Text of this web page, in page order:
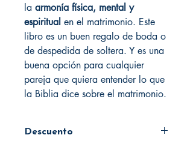
la armonía física, mental y
espiritual en el matrimonio. Este
libro es un buen regalo de boda o
de despedida de soltera. Y es una
buena opción para cualquier
pareja que quiera entender lo que
la Biblia dice sobre el matrimonio.
Descuento